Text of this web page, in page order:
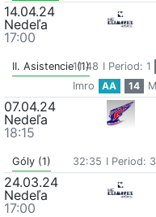
14.04.24
Nedeľa
17:00
II. Asistencie (1)
11:48 I Period: 1
Imro
AA 14
07.04.24
Nedeľa
18:15
Góly (1) 32:35 I Period: 3
24.03.24
Nedeľa
17:00